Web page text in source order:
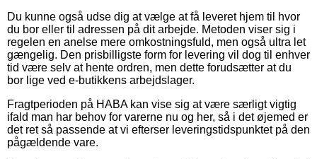
Du kunne også udse dig at vælge at få leveret hjem til hvor
du bor eller til adressen på dit arbejde. Metoden viser sig i
regelen en anelse mere omkostningsfuld, men også ultra let
gængelig. Den prisbilligste form for levering vil dog til enhver
tid være selv at hente ordren, men dette forudsætter at du
bor lige ved e-butikkens arbejdslager.
Fragtperioden på HABA kan vise sig at være særligt vigtig
ifald man har behov for varerne nu og her, så i det øjemed er
det ret så passende at vi efterser leveringstidspunktet på den
pågældende vare.